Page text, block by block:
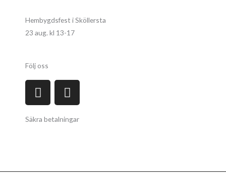
Hembygdsfest i Sköllersta
23 aug. kl 13-17
Följ oss
F
a
e
k
I
n
t
a
Säkra betalningar